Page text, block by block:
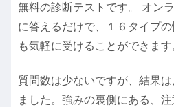
無料の診断テストです。 オン
に答えるだけで、１６タイプ
も気軽に受けることができます
質問数は少ないですが、結果
ました。強みの裏側にある、